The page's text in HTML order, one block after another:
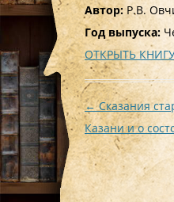
Автор:Р.В.
Год выпуска:
ОТКРЫТЬ
Навигация
по
записям
←Сказания
Казани и о